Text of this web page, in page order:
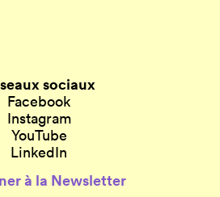
sociaux
Facebook
Instagram
YouTube
LinkedIn
à la Newsletter